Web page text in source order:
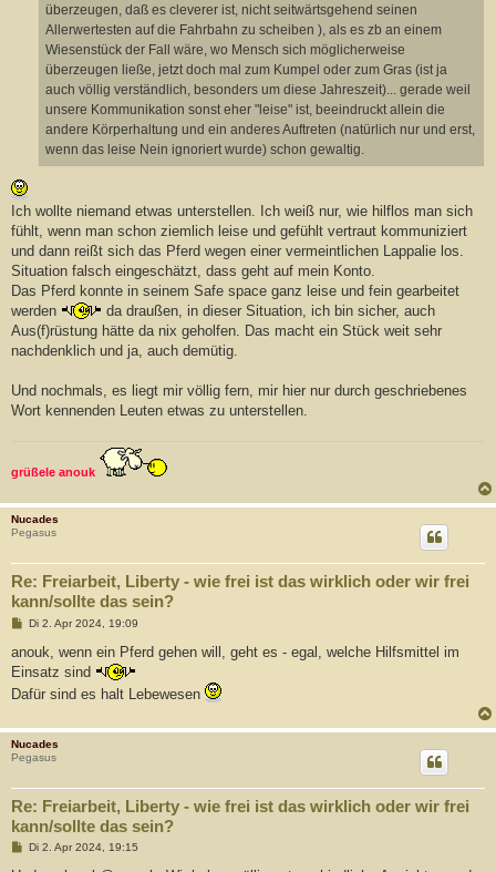
überzeugen, daß es cleverer ist, nicht seitwärtsgehend seinen
Allerwertesten auf die Fahrbahn zu scheiben ), als es zb an einem
Wiesenstück der Fall wäre, wo Mensch sich möglicherweise
überzeugen ließe, jetzt doch mal zum Kumpel oder zum Gras (ist ja
auch völlig verständlich, besonders um diese Jahreszeit)... gerade weil
unsere Kommunikation sonst eher "leise" ist, beeindruckt allein die
andere Körperhaltung und ein anderes Auftreten (natürlich nur und erst,
wenn das leise Nein ignoriert wurde) schon gewaltig.
Ich wollte niemand etwas unterstellen. Ich weiß nur, wie hilflos man sich
fühlt, wenn man schon ziemlich leise und gefühlt vertraut kommuniziert
und dann reißt sich das Pferd wegen einer vermeintlichen Lappalie los.
Situation falsch eingeschätzt, dass geht auf mein Konto.
Das Pferd konnte in seinem Safe space ganz leise und fein gearbeitet
werden
da draußen, in dieser Situation, ich bin sicher, auch
Aus(f)rüstung hätte da nix geholfen. Das macht ein Stück weit sehr
nachdenklich und ja, auch demütig.
Und nochmals, es liegt mir völlig fern, mir hier nur durch geschriebenes
Wort kennenden Leuten etwas zu unterstellen.
grüßele anouk
Nucades
Pegasus
Re: Freiarbeit, Liberty - wie frei ist das wirklich oder wir frei
kann/sollte das sein?
B
i
r
a
g
Di 2. Apr 2024, 19:09
anouk, wenn ein Pferd gehen will, geht es - egal, welche Hilfsmittel im
Einsatz sind
Dafür sind es halt Lebewesen
Nucades
Pegasus
Re: Freiarbeit, Liberty - wie frei ist das wirklich oder wir frei
kann/sollte das sein?
BDi 2. Apr 2024, 19:15